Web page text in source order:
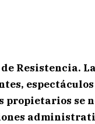
Resistencia.
propietarios se